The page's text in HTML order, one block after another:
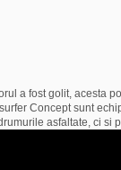
a fost golit, acesta
Concept sunt
asfaltate, ci si